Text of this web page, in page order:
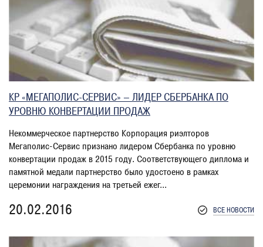
КР «МЕГАПОЛИС-СЕРВИС» – ЛИДЕР СБЕРБАНКА ПО
УРОВНЮ КОНВЕРТАЦИИ ПРОДАЖ
Некоммерческое партнерство Корпорация риэлторов
Мегаполис-Сервис признано лидером Сбербанка по уровню
конвертации продаж в 2015 году. Соответствующего диплома и
памятной медали партнерство было удостоено в рамках
церемонии награждения на третьей ежег...
20.02.2016 ВСЕ НОВОСТИ